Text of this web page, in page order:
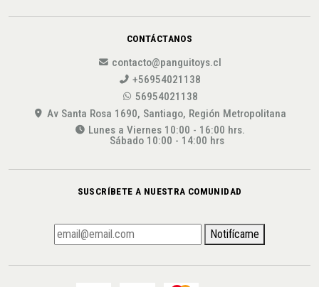
CONTÁCTANOS
contacto@panguitoys.cl
+56954021138
56954021138
Av Santa Rosa 1690, Santiago, Región Metropolitana
Lunes a Viernes 10:00 - 16:00 hrs.
Sábado 10:00 - 14:00 hrs
SUSCRÍBETE A NUESTRA COMUNIDAD
Notifícame